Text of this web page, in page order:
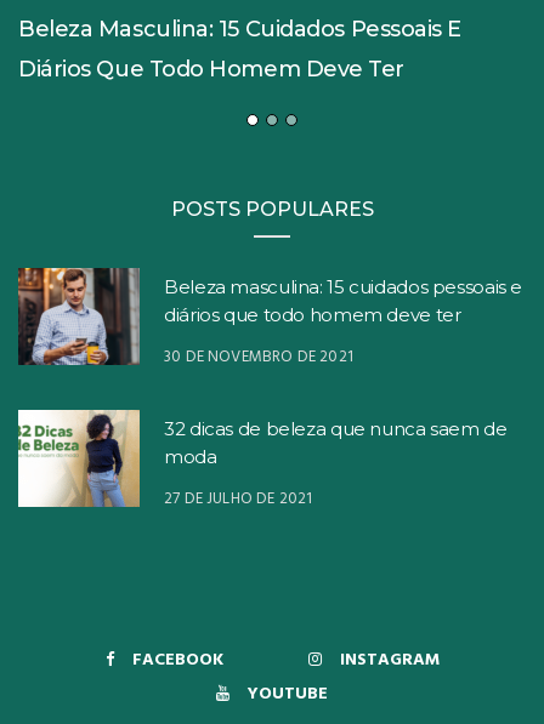
Beleza Masculina: 15 Cuidados Pessoais E
Diários Que Todo Homem Deve Ter
POSTS POPULARES
Beleza masculina: 15 cuidados pessoais e
diários que todo homem deve ter
30 DE NOVEMBRO DE 2021
32 dicas de beleza que nunca saem de
moda
27 DE JULHO DE 2021
FACEBOOK
INSTAGRAM
YOUTUBE